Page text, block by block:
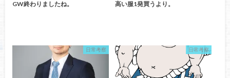
GW終わりましたね。 高い服1発買うより。
日常考察 日常考察